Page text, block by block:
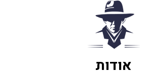
אודות